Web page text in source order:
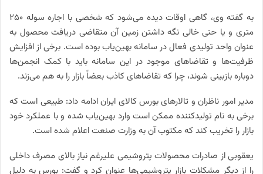
به گفته وی، گاهی اوقات دیده می‌شود که شخصی با اجاره سوله 250
متری و یا حتی خالی نگه داشتن زمین آن متقاضی دریافت محصول به
عنوان واحد تولیدی فعال در سامانه بهین‌یاب بوده است. برخی از افزایش
ظرفیت‌ها و تقاضاهای موجود در این سامانه باید با کمک انجمن‌ها
دوباره بازبینی شوند، چرا که تقاضاهای کاذب بعضاً بازار را به هم می‌‌زند.
مدیر امور ناظران و تالارهای بورس کالای ایران ادامه داد: طبیعی است که
برخی به نام تولیدکننده ممکن است وارد بهین‌یاب شده و با عملکرد خود
بازار را تخریب کند که مکتوب آن به وزارت صنعت اعلام شده است.
یعقوبی از صادرات محصولات پتروشیمی علیرغم نیاز بالای مصرف داخلی
را از دیگر مشکلات بازار پتروشیمی‌ها عنوان کرد و گفت: بورس به دلیل